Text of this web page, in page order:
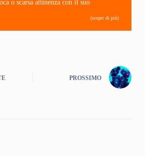
o scarsa attinenza con il suo
(scopri di più)
PROSSIMO